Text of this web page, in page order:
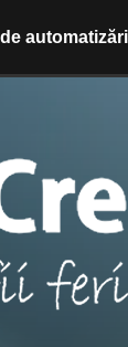
automatizări